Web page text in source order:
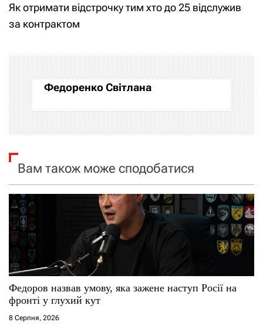
в
г
а
ц
і
я
з
а
п
и
с
і
Як отримати відстрочку тим хто до 25 відслужив
за контрактом
Федоренко Світлана
Вам також може сподобатися
Федоров назвав умову, яка зажене наступ Росії на
фронті у глухий кут
8 Серпня, 2026